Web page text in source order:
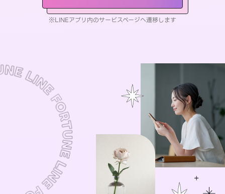
※LINEアプリ内のサービスページへ遷移します